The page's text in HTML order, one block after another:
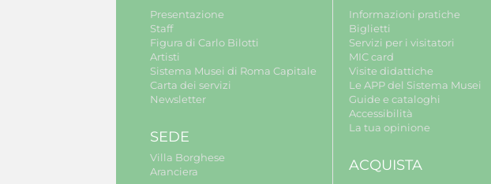
Presentazione
Staff
Figura di Carlo Bilotti
Artisti
Sistema Musei di Roma Capitale
Carta dei servizi
Newsletter
SEDE
Villa Borghese
Aranciera
Informazioni pratiche
Biglietti
Servizi per i visitatori
MIC card
Visite didattiche
Le APP del Sistema Musei
Guide e cataloghi
Accessibilità
La tua opinione
ACQUISTA